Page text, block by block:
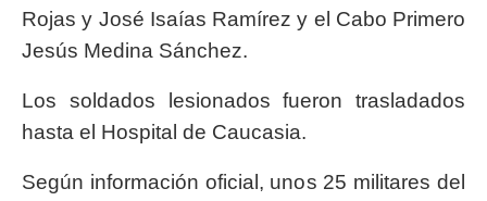
Rojas y José Isaías Ramírez y el Cabo Primero
Jesús Medina Sánchez.
Los soldados lesionados fueron trasladados
hasta el Hospital de Caucasia.
Según información oficial, unos 25 militares del